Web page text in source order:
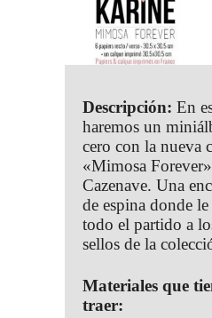
Descripción: En
haremos un
cero con la nueva
«Mimosa
Cazenave. Una
de espina donde le
todo el partido a
sellos de la
Materiales que
traer: